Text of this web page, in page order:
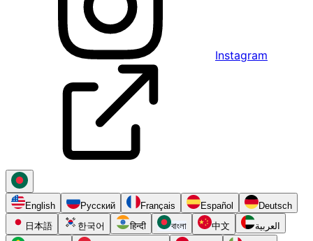
Instagram
English Русский Français Español
Deutsch
日本語
한국어 हिन्दी বাংলা 中文 العربية